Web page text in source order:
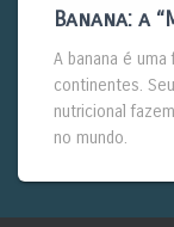
Banana: a
A banana é
continentes.
nutricional
no mundo.